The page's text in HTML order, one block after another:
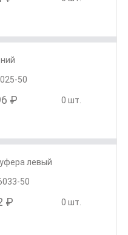
50
₽ 0 шт.
левый
50
₽ 0 шт.